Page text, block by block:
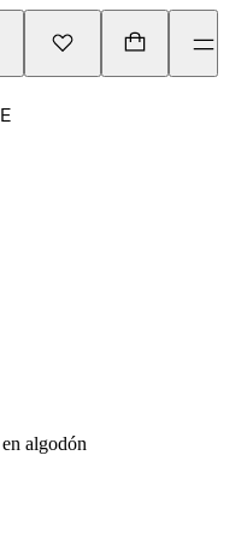
algodón